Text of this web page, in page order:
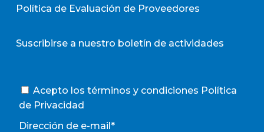
Política de Evaluación de Proveedores
Suscribirse a nuestro boletín de actividades
Acepto los términos y condiciones Política
de Privacidad
Dirección de e-mail*